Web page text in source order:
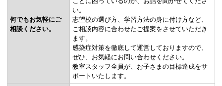
何でもお気軽にご
相談ください。
い。
志望校の選び方、学習方法の身に付け方など、
ご相談内容に合わせたご提案をさせていただき
ます。
感染症対策を徹底して運営しておりますので、
ぜひ、お気軽にお問い合わせください。
教室スタッフ全員が、お子さまの目標達成をサ
ポートいたします。